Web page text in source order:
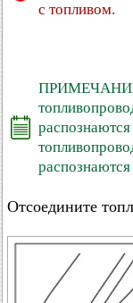
с топливом.
Отсоедините